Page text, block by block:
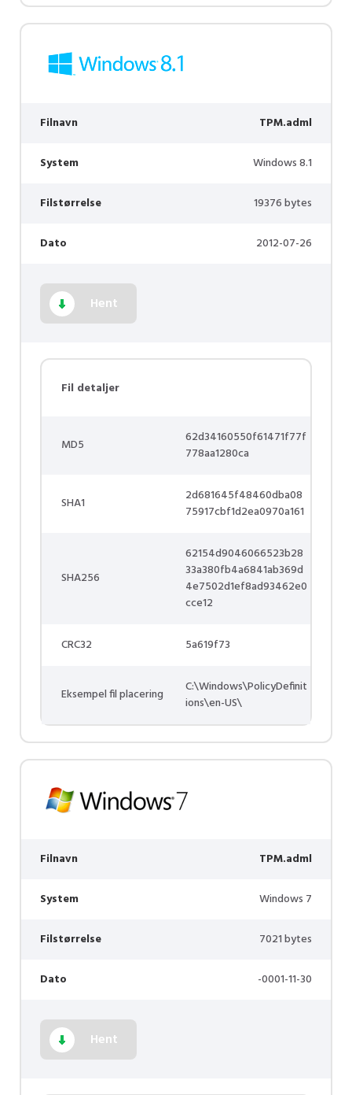
Filnavn TPM.adml
System Windows 8.1
Filstørrelse 19376 bytes
Dato 2012-07-26
Hent
Fil detaljer
MD5
62d34160550f61471f77f
778aa1280ca
SHA1
2d681645f48460dba08
75917cbf1d2ea0970a161
SHA256
62154d9046066523b28
33a380fb4a6841ab369d
4e7502d1ef8ad93462e0
cce12
CRC32 5a619f73
Eksempel fil placering
C:\Windows\PolicyDefinit
ions\en-US\
Filnavn TPM.adml
System Windows 7
Filstørrelse 7021 bytes
Dato -0001-11-30
Hent